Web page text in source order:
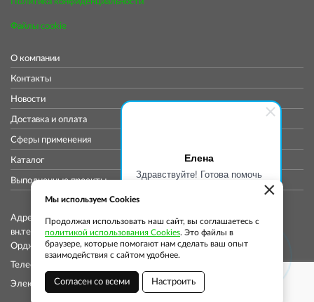
Елена
Здравствуйте! Готова помочь
Файлы cookie
О компании
Контакты
Новости
Доставка и оплата
Сферы применения
Каталог
Выполненные проекты
Адрес коммерческого отдела: 115419, Город Москва,
вн.тер.г. муниципальный округ Донской, ул
Орджоникидзе, д. 11, стр. 11, помещ. 12/5
Телефон: +7 (913) 913-76-37
Электронная почта:info@globalsmp.ru
×
Мы используем Cookies
Продолжая использовать наш сайт, вы соглашаетесь с
политикой использования Cookies. Это файлы в
браузере, которые помогают нам сделать ваш опыт
взаимодействия с сайтом удобнее.
Согласен со всеми Настроить